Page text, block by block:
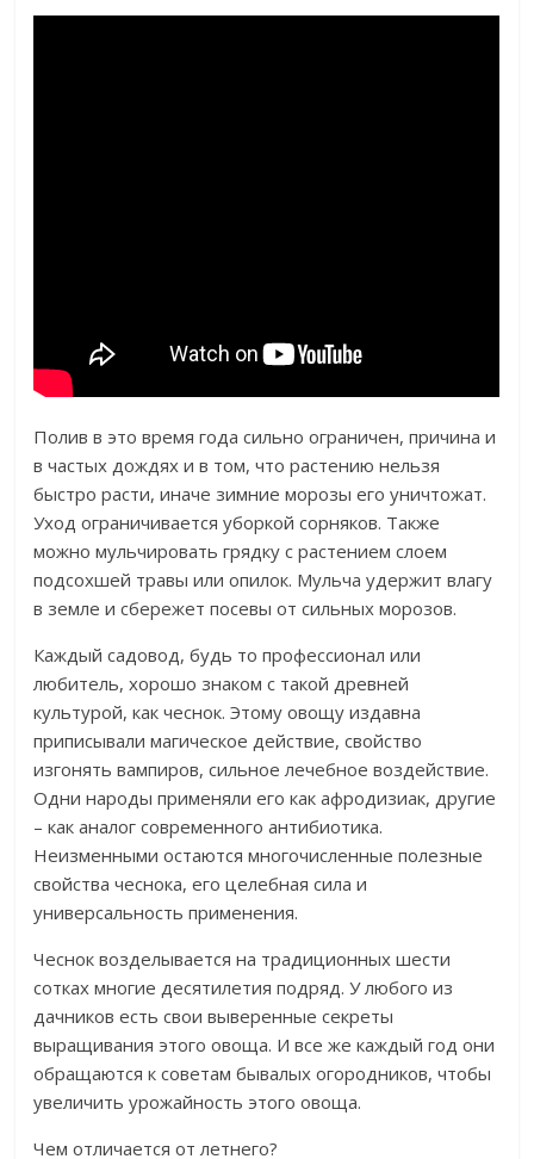
Полив в это время года сильно ограничен, причина и
в частых дождях и в том, что растению нельзя
быстро расти, иначе зимние морозы его уничтожат.
Уход ограничивается уборкой сорняков. Также
можно мульчировать грядку с растением слоем
подсохшей травы или опилок. Мульча удержит влагу
в земле и сбережет посевы от сильных морозов.
Каждый садовод, будь то профессионал или
любитель, хорошо знаком с такой древней
культурой, как чеснок. Этому овощу издавна
приписывали магическое действие, свойство
изгонять вампиров, сильное лечебное воздействие.
Одни народы применяли его как афродизиак, другие
– как аналог современного антибиотика.
Неизменными остаются многочисленные полезные
свойства чеснока, его целебная сила и
универсальность применения.
Чеснок возделывается на традиционных шести
сотках многие десятилетия подряд. У любого из
дачников есть свои выверенные секреты
выращивания этого овоща. И все же каждый год они
обращаются к советам бывалых огородников, чтобы
увеличить урожайность этого овоща.
Чем отличается от летнего?